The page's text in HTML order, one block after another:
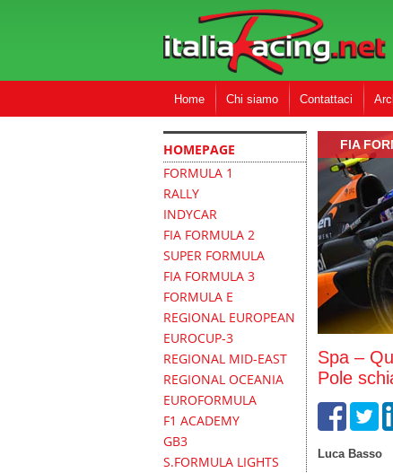
Home Chi siamo Contattaci
HOMEPAGE
FORMULA 1
RALLY
INDYCAR
FIA FORMULA 2
SUPER FORMULA
FIA FORMULA 3
FORMULA E
REGIONAL EUROPEAN
EUROCUP-3
REGIONAL MID-EAST
REGIONAL OCEANIA
EUROFORMULA
F1 ACADEMY
GB3
S.FORMULA LIGHTS
FIA
Spa –
Pole
Luca Basso